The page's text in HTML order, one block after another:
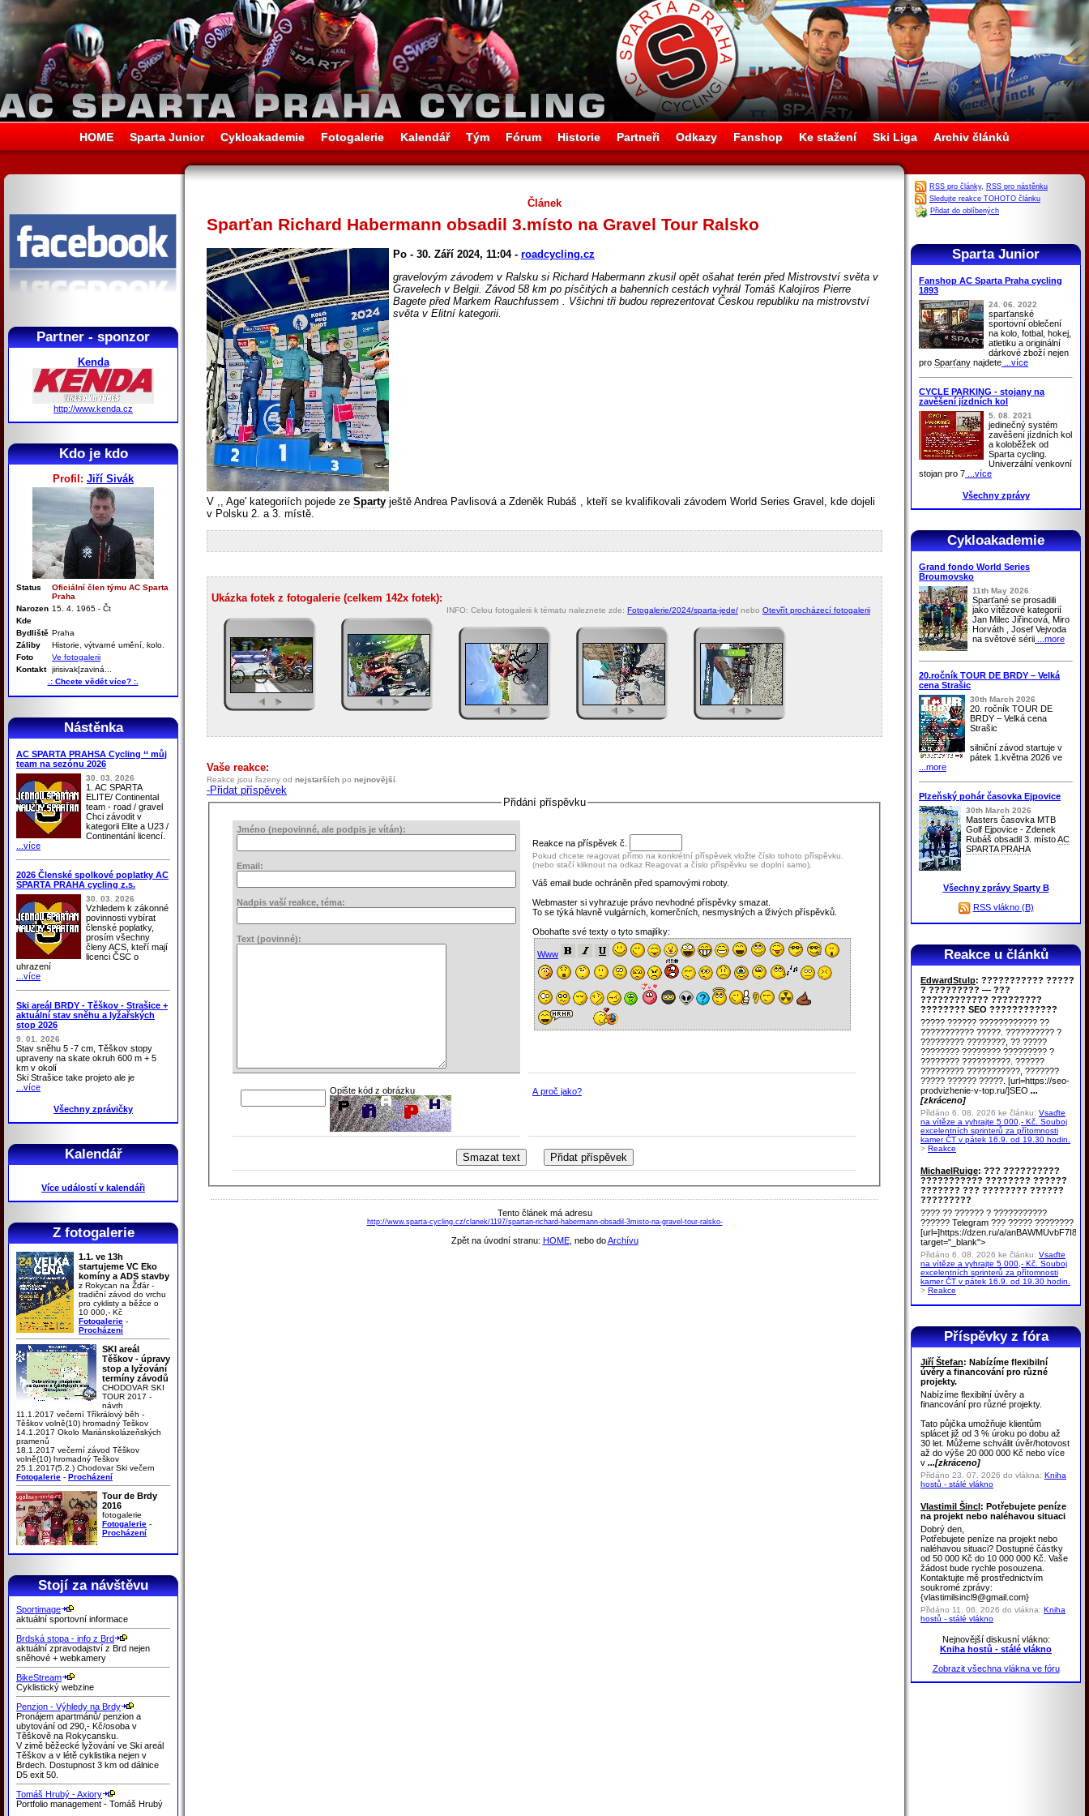
HOME Sparta Junior Cykloakademie Fotogalerie Kalendář Tým Fórum Historie Partneři Odkazy Fanshop Ke stažení Ski Liga Archiv článků
Partner - sponzor
Kenda
http://www.kenda.cz
Kdo je kdo
Profil: Jiří Sivák
Status
Oficiální člen týmu AC Sparta
Praha
Narozen 15. 4. 1965 - Čt
Kde
Bydliště Praha
Záliby
Historie, výtvarné umění, kolo.
Foto
Ve fotogalerii
Kontakt jirisivak[zaviná...
.: Chcete vědět více? :.
Nástěnka
AC SPARTA PRAHSA Cycling ‘‘ můj
team na sezónu 2026
30. 03. 2026
1. AC SPARTA
ELITE/ Continental
team - road / gravel
Chci závodit v
kategorii Elite a U23 /
Continentání licencí.
...více
2026 Členské spolkové poplatky AC
SPARTA PRAHA cycling z.s.
30. 03. 2026
Vzhledem k zákonné
povinnosti vybírat
členské poplatky,
prosím všechny
členy ACS, kteří mají
licenci ČSC o
uhrazení
...více
Ski areál BRDY - Těškov - Strašice +
aktuální stav sněhu a lyžařských
stop 2026
9. 01. 2026
Stav sněhu 5 -7 cm, Těškov stopy
upraveny na skate okruh 600 m + 5
km v okolí
Ski Strašice take projeto ale je
...více
Všechny zprávičky
Kalendář
Více událostí v kalendáři
Z fotogalerie
1.1. ve 13h
startujeme VC Eko
komíny a ADS stavby
z Rokycan na Žďár -
tradiční závod do vrchu
pro cyklisty a běžce o
10 000,- Kč
Fotogalerie -
Procházení
SKI areál
Těškov - úpravy
stop a lyžování
termíny závodů
CHODOVAR SKI
TOUR 2017 -
návrh
11.1.2017 večerní Tříkrálový běh -
Těškov volně(10) hromadný Teškov
14.1.2017 Okolo Mariánskolázeňských
pramenů
18.1.2017 večerní závod Těškov
volně(10) hromadný Teškov
25.1.2017(5.2.) Chodovar Ski večern
Fotogalerie - Procházení
Tour de Brdy
2016
fotogalerie
Fotogalerie -
Procházení
Stojí za návštěvu
Sportimage
aktuální sportovní informace
Brdská stopa - info z Brd
aktuální zpravodajství z Brd nejen
sněhové + webkamery
BikeStream
Cyklistický webzine
Penzion - Výhledy na Brdy
Pronájem apartmánů/ penzion a
ubytování od 290,- Kč/osoba v
Těškově na Rokycansku.
V zimě běžecké lyžování ve Ski areál
Těškov a v létě cyklistika nejen v
Brdech. Dostupnost 3 km od dálnice
D5 exit 50.
Tomáš Hrubý - Axiory
Portfolio management - Tomáš Hrubý
Článek
Sparťan Richard Habermann obsadil 3.místo na Gravel Tour Ralsko
Po - 30. Září 2024, 11:04 - roadcycling.cz
gravelovým závodem v Ralsku si Richard Habermann zkusil opět ošahat terén před Mistrovství světa v
Gravelech v Belgii. Závod 58 km po písčitých a bahenních cestách vyhrál Tomáš Kalojíros Pierre
Bagete před Markem Rauchfussem . Všichni tři budou reprezentovat Českou republiku na mistrovství
světa v Elitní kategorii.
V ,, Age' kategoriích pojede ze Sparty ještě Andrea Pavlisová a Zdeněk Rubáš , kteří se kvalifikovali závodem World Series Gravel, kde dojeli
v Polsku 2. a 3. místě.
Ukázka fotek z fotogalerie (celkem 142x fotek):
INFO: Celou fotogalerii k tématu naleznete zde: Fotogalerie/2024/sparta-jede/ nebo Otevřít procházecí fotogalerii
Vaše reakce:
Reakce jsou řazeny od nejstarších po nejnovější.
-Přidat příspěvek
Přidání příspěvku
Jméno (nepovinné, ale podpis je vítán):
Email:
Nadpis vaší reakce, téma:
Text (povinné):
Reakce na příspěvek č.
Pokud chcete reagovat přímo na konkrétní příspěvek vložte číslo tohoto příspěvku.
(nebo stačí kliknout na odkaz Reagovat a číslo příspěvku se doplní samo).
Váš email bude ochráněn před spamovými roboty.
Webmaster si vyhrazuje právo nevhodné příspěvky smazat.
To se týká hlavně vulgárních, komerčních, nesmyslných a lživých příspěvků.
Obohaťte své texty o tyto smajlíky:
Www
Opište kód z obrázku A proč jako?
Tento článek má adresu
http://www.sparta-cycling.cz/clanek/1197/spartan-richard-habermann-obsadil-3misto-na-gravel-tour-ralsko-
Zpět na úvodní stranu: HOME, nebo doArchívu
RSS pro články, RSS pro nástěnku
Sledujte reakce TOHOTO článku
Přidat do oblíbených
Sparta Junior
Fanshop AC Sparta Praha cycling
1893
24. 06. 2022
sparťanské
sportovní oblečení
na kolo, fotbal, hokej,
atletiku a originální
dárkové zboží nejen
pro Sparťany najdete ...více
CYCLE PARKING - stojany na
zavěšení jízdních kol
5. 08. 2021
jedinečný systém
zavěšení jízdních kol
a koloběžek od
Sparta cycling.
Univerzální venkovní
stojan pro 7 ...více
Všechny zprávy
Cykloakademie
Grand fondo World Series
Broumovsko
11th May 2026
Sparťané se prosadili
jako vítězové kategorií
Jan Milec Jiřincová, Miro
Horváth , Josef Vejvoda
na světové sérii ...more
20.ročník TOUR DE BRDY – Velká
cena Strašic
30th March 2026
20. ročník TOUR DE
BRDY – Velká cena
Strašic
silniční závod startuje v
pátek 1.května 2026 ve
...more
Plzeňský pohár časovka Ejpovice
30th March 2026
Masters časovka MTB
Golf Ejpovice - Zdenek
Rubáš obsadil 3. místoAC
SPARTA PRAHA
Všechny zprávy Sparty B
RSS vlákno (B)
Reakce u článků
EdwardStulp: ??????????? ?????
? ????????? — ???
???????????? ?????????
???????? SEO ????????????
????? ?????? ???????????? ??
??????????? ?????. ?????????? ?
????????? ????????, ?? ?????
???????? ???????? ????????? ?
???????? ??????????. ??????
????????? ???????????, ???????
????? ?????? ?????. [url=https://seo-
prodvizhenie-v-top.ru/]SEO ...
[zkráceno]
Přidáno 6. 08. 2026 ke článku: Vsaďte
na vítěze a vyhrajte 5 000,- Kč. Souboj
excelentních sprinterů za přítomnosti
kamer ČT v pátek 16.9. od 19.30 hodin.
> Reakce
MichaelRuige: ??? ??????????
??????????? ???????? ??????
??????? ??? ???????? ??????
?????????
???? ?? ?????? ? ???????????
?????? Telegram ??? ????? ????????
[url=]https://dzen.ru/a/
target="_blank">
Přidáno 6. 08. 2026 ke článku: Vsaďte
na vítěze a vyhrajte 5 000,- Kč. Souboj
excelentních sprinterů za přítomnosti
kamer ČT v pátek 16.9. od 19.30 hodin.
> Reakce
Příspěvky z fóra
Jiří Štefan: Nabízíme flexibilní
úvěry a financování pro různé
projekty.
Nabízíme flexibilní úvěry a
financování pro různé projekty.
Tato půjčka umožňuje klientům
splácet již od 3 % úroku po dobu až
30 let. Můžeme schválit úvěr/hotovost
až do výše 20 000 000 Kč nebo více
v ...[zkráceno]
Přidáno 23. 07. 2026 do vlákna: Kniha
hostů - stálé vlákno
Vlastimil Šincl: Potřebujete peníze
na projekt nebo naléhavou situaci
Dobrý den,
Potřebujete peníze na projekt nebo
naléhavou situaci? Dostupné částky
od 50 000 Kč do 10 000 000 Kč. Vaše
žádost bude rychle posouzena.
Kontaktujte mě prostřednictvím
soukromé zprávy:
{vlastimilsincl9@gmail.com}
Přidáno 11. 06. 2026 do vlákna: Kniha
hostů - stálé vlákno
Nejnovější diskusní vlákno:
Kniha hostů - stálé vlákno
Zobrazit všechna vlákna ve fóru